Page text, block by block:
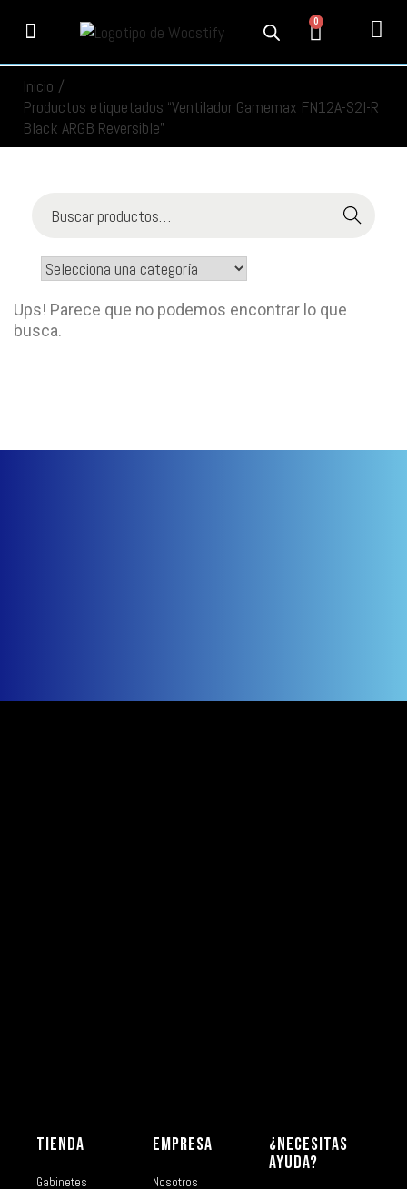
0
Inicio /
Productos etiquetados “Ventilador Gamemax FN12A-S2I-R
Black ARGB Reversible”
Buscar
Ups! Parece que no podemos encontrar lo que
busca.
TIENDA
Gabinetes
EMPRESA
Nosotros
¿NECESITAS
AYUDA?